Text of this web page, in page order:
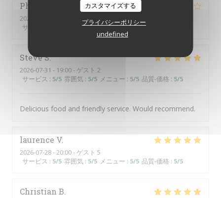
カスタマイズする
プライバシーポリシー
undefined
Philippe
2026-07-31
- 20:30 - ゲスト 3
サービス
雰囲気:5/5 メニュー:4/5 品質-価格
SteveS
2026-07-31 - 19:00 - ゲスト 2
サービス : 5/5 雰囲気 : 5/5 メニュー : 5/5 品質-価格 : 5/5
Delicious food and friendly service. Would recommend.
laurence V
2026-07-28- 20:00 - ゲスト 5
サービス : 5/5 雰囲気 : 5/5 メニュー : 5/5 品質-価格 : 5/5
Christian B